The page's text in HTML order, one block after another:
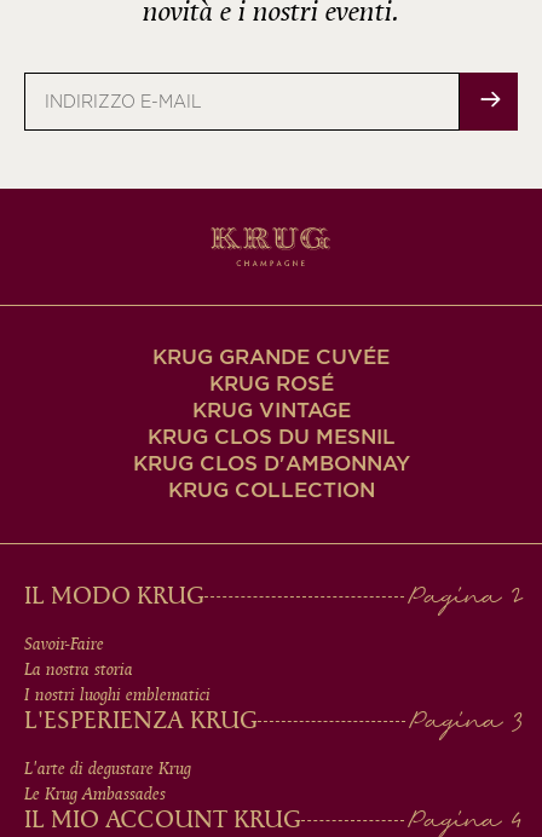
novità e i nostri eventi.
KRUG GRANDE CUVÉE
KRUG ROSÉ
KRUG VINTAGE
KRUG CLOS DU MESNIL
KRUG CLOS D'AMBONNAY
KRUG COLLECTION
MAIN
MEN
IN
FOOTER
IL MODO KRUG
Savoir-Faire
La nostra storia
I nostri luoghi emblematici
L'ESPERIENZA KRUG
L'arte di degustare Krug
Le Krug Ambassades
IL MIO ACCOUNT KRUG